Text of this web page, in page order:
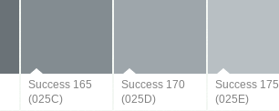
Success 165
(025C)
Success 170
(025D)
Success 175
(025E)